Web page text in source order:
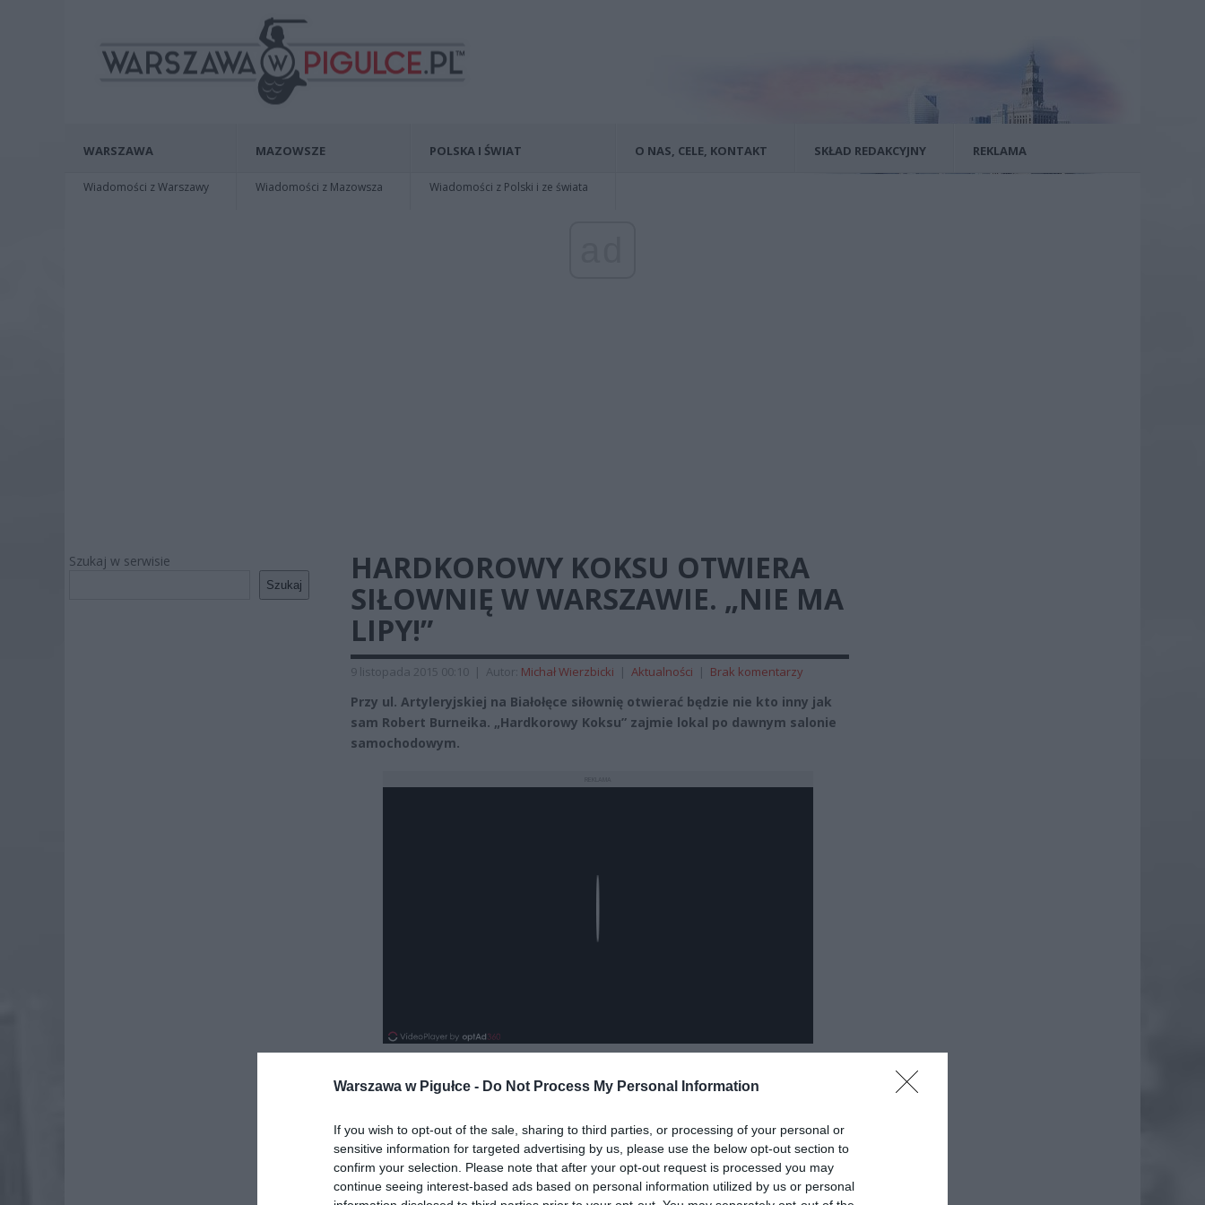
Warszawa w Pigułce - Do Not Process My Personal Information
If you wish to opt-out of the sale, sharing to third parties, or processing of your personal or
sensitive information for targeted advertising by us, please use the below opt-out section to
confirm your selection. Please note that after your opt-out request is processed you may
continue seeing interest-based ads based on personal information utilized by us or personal
WARSZAWA
Wiadomości z Warszawy
MAZOWSZE
Wiadomości z Mazowsza
POLSKA I ŚWIAT
Wiadomości z Polski i ze świata
O NAS, CELE, KONTAKT SKŁAD REDAKCYJNY REKLAMA
Szukaj w serwisie
Szukaj
HARDKOROWY KOKSU OTWIERA
SIŁOWNIĘ W WARSZAWIE. „NIE MA
LIPY!”
9 listopada 2015 00:10 | Autor: Michał Wierzbicki | Aktualności | Brak komentarzy
Przy ul. Artyleryjskiej na Białołęce siłownię otwierać będzie nie kto inny jak
sam Robert Burneika. „Hardkorowy Koksu” zajmie lokal po dawnym salonie
samochodowym.